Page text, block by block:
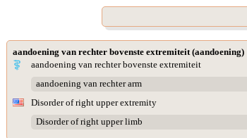
aandoening van rechter bovenste extremiteit (aandoening)
aandoening van rechter bovenste extremiteit
aandoening van rechter arm
Disorder of right upper extremity
Disorder of right upper limb